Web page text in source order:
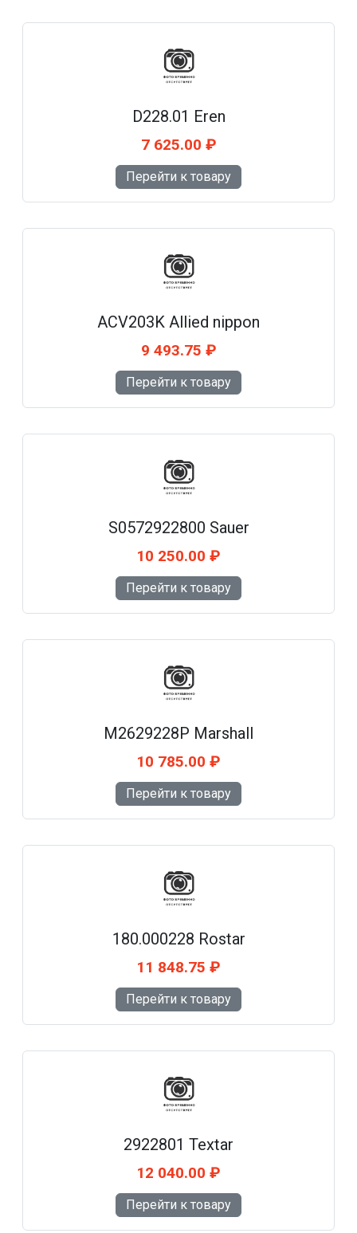
D228.01 Eren
7 625.00 ₽
Перейти к товару
ACV203K Allied nippon
9 493.75 ₽
Перейти к товару
S0572922800 Sauer
10 250.00 ₽
Перейти к товару
M2629228P Marshall
10 785.00 ₽
Перейти к товару
180.000228 Rostar
11 848.75 ₽
Перейти к товару
2922801 Textar
12 040.00 ₽
Перейти к товару